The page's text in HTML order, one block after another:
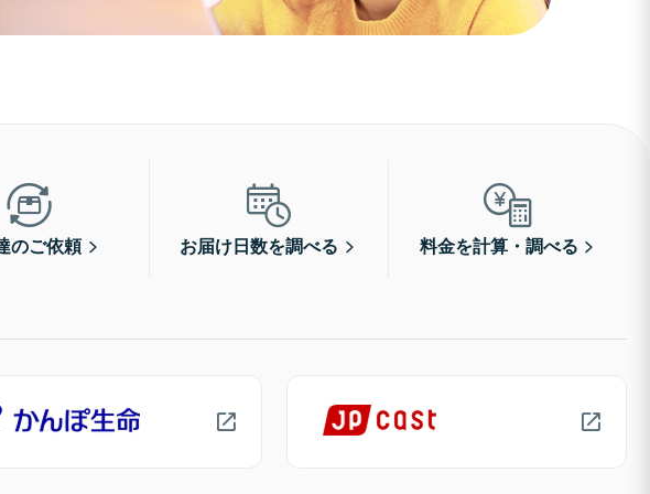
のご依頼 お届け日数を調べる 料金を計算・調べる